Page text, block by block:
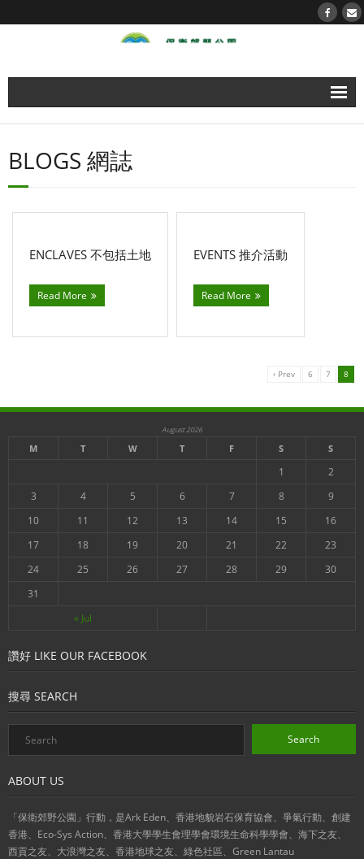
About us 關於我們
- 媒體櫃 Media Gallery
Action now！立即行動！
Blogs 網誌
- Islands 離島
- Town Planning Board 城規會
BLOGS 網誌
ENCLAVES 不包括土地
Read More
EVENTS 推介活動
Read More
‹ Prev 6 7 8
August 2026
M T W T F S S
« Jul
1
2
3
4 5 6 7 8
9
10
11 12 13 14 15
16
17
18 19 20 21 22
23
24
25 26 27 28 29
30
31
讚好 LIKE OUR FACEBOOK
搜尋 SEARCH
ABOUT US
「保衛郊野公園」行動，是Ark Eden、香港地貌岩石保育協會、爭氣行動、創建
香港、Eco-Sys Action、香港大學學生會理學會環境生命科學學會、海下之友、
西貢之友、大浪灣之友、香港地球之友、綠色社區、Green Lantau